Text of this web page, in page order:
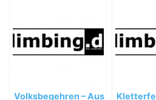
Volksbegehren – Aus